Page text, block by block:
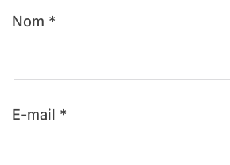
Nom *
E-mail *